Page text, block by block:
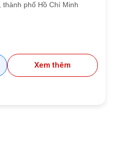
phố Hồ Chí Minh
Xem thêm